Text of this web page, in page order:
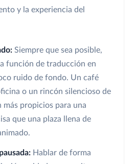
y la experiencia del
Siempre que sea posible,
función de traducción en
ruido de fondo. Un café
o un rincón silencioso de
más propicios para una
que una plaza llena de
Hablar de forma